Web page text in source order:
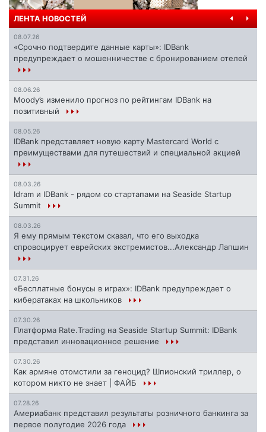
ЛЕНТА НОВОСТЕЙ
08.07.26
«Срочно подтвердите данные карты»: IDBank
предупреждает о мошенничестве с бронированием отелей
08.06.26
Moody’s изменило прогноз по рейтингам IDBank на
позитивный
08.05.26
IDBank представляет новую карту Mastercard World с
преимуществами для путешествий и специальной акцией
08.03.26
Idram и IDBank - рядом со стартапами на Seaside Startup
Summit
08.03.26
Я ему прямым текстом сказал, что его выходка
спровоцирует еврейских экстремистов...Александр Лапшин
07.31.26
«Бесплатные бонусы в играх»: IDBank предупреждает о
кибератаках на школьников
07.30.26
Платформа Rate.Trading на Seaside Startup Summit: IDBank
представил инновационное решение
07.30.26
Как армяне отомстили за геноцид? Шпионский триллер, о
котором никто не знает | ФАЙБ
07.28.26
Америабанк представил результаты розничного банкинга за
первое полугодие 2026 года